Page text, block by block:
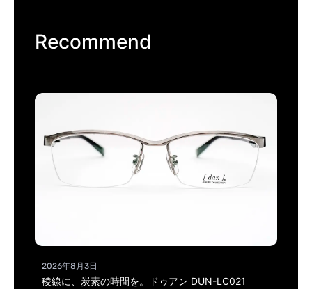
Recommend
2026年8月3日
稜線に、炭素の時間を。ドゥアン DUN-LC021